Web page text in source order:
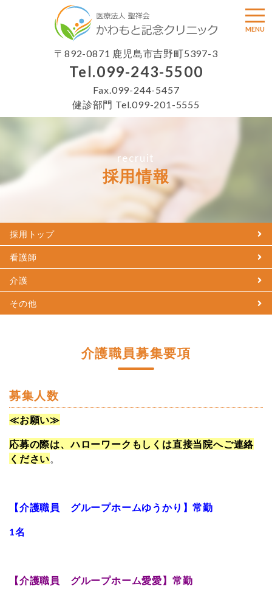
MENU
〒892-0871 鹿児島市吉野町5397-3
Tel.099-243-5500
Fax.099-244-5457
健診部門 Tel.099-201-5555
recruit
採用情報
採用トップ
看護師
介護
その他
介護職員募集要項
募集人数
≪お願い≫
応募の際は、ハローワークもしくは直接当院へご連絡
ください。
【介護職員 グループホームゆうかり】常勤
1名
【介護職員 グループホーム愛愛】常勤